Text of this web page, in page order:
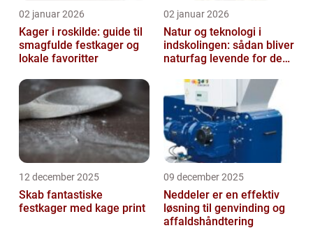
02 januar 2026
Kager i roskilde: guide til
smagfulde festkager og
lokale favoritter
02 januar 2026
Natur og teknologi i
indskolingen: sådan bliver
naturfag levende for de
12 december 2025
Skab fantastiske
festkager med kage print
09 december 2025
Neddeler er en effektiv
løsning til genvinding og
affaldshåndtering